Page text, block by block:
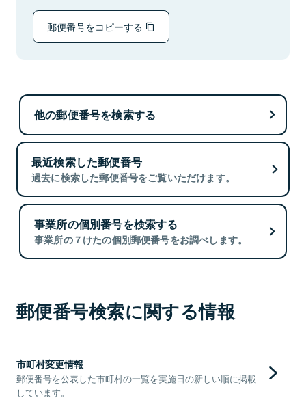
郵便番号をコピーする
他の郵便番号を検索する
最近検索した郵便番号
過去に検索した郵便番号をご覧いただけます。
事業所の個別番号を検索する
事業所の７けたの個別郵便番号をお調べします。
郵便番号検索に関する情報
市町村変更情報
郵便番号を公表した市町村の一覧を実施日の新しい順に掲載
しています。